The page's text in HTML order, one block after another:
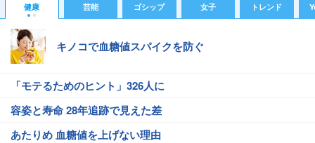
健康 芸能 ゴシップ 女子 トレンド
キノコで血糖値スパイクを防ぐ
「モテるためのヒント」326人に
容姿と寿命 28年追跡で見えた差
あたりめ 血糖値を上げない理由